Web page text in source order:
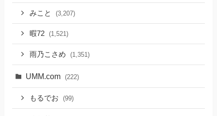
みこと (3,207)
暇72 (1,521)
雨乃こさめ (1,351)
UMM.com (222)
もるでお (99)